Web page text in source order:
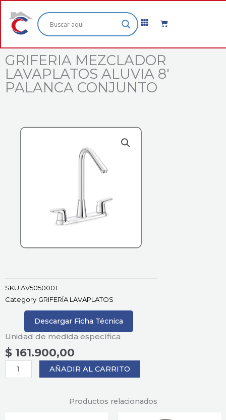
contenido
Cart
GRIFERIA MEZCLADOR
LAVAPLATOS ALUVIA 8′
PALANCA CONJUNTO
SKU AV5050001
Category GRIFERÍA LAVAPLATOS
Descargar Ficha Técnica
Unidad de medida específica
$ 161.900,00
GRIFERIA
MEZCLADOR
AÑADIR AL CARRITO
Productos relacionados